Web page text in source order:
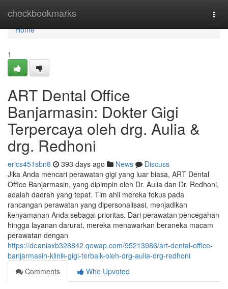
checkbookmarks
Home
Home
1
ART Dental Office
Banjarmasin: Dokter Gigi
Terpercaya oleh drg. Aulia &
drg. Redhoni
erics451sbn8 393 days ago News
Discuss
Jika Anda mencari perawatan gigi yang luar biasa, ART Dental
Office Banjarmasin, yang dipimpin oleh Dr. Aulia dan Dr. Redhoni,
adalah daerah yang tepat. Tim ahli mereka fokus pada
rancangan perawatan yang dipersonalisasi, menjadikan
kenyamanan Anda sebagai prioritas. Dari perawatan pencegahan
hingga layanan darurat, mereka menawarkan beraneka macam
perawatan dengan
https://deaniaxb328842.qowap.com/95213986/art-dental-office-
banjarmasin-klinik-gigi-terbaik-oleh-drg-aulia-drg-redhoni
Comments
Who Upvoted